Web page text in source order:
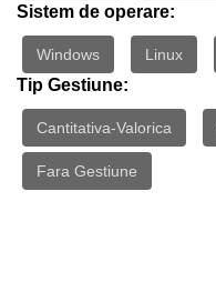
Sistem de operare:
Windows Linux
Tip Gestiune:
Cantitativa-Valorica
Fara Gestiune